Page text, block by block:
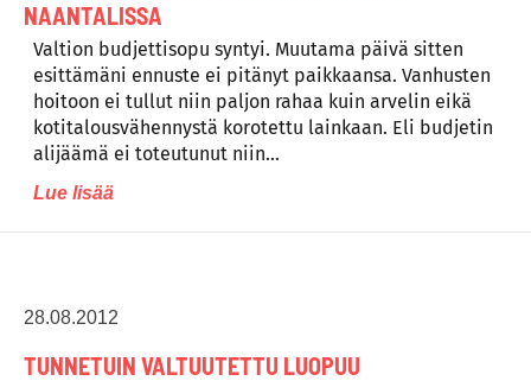
NAANTALISSA
Valtion budjettisopu syntyi. Muutama päivä sitten
esittämäni ennuste ei pitänyt paikkaansa. Vanhusten
hoitoon ei tullut niin paljon rahaa kuin arvelin eikä
kotitalousvähennystä korotettu lainkaan. Eli budjetin
alijäämä ei toteutunut niin…
Lue lisää
28.08.2012
TUNNETUIN VALTUUTETTU LUOPUU